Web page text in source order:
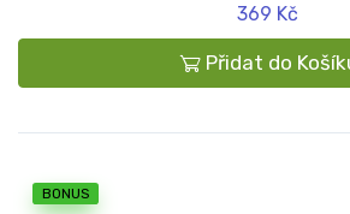
369 Kč
Přidat do
BONUS